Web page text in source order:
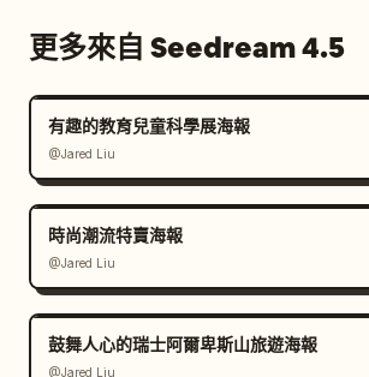
更多來自 Seedream 4.5
有趣的教育兒童科學展海報
@Jared Liu
時尚潮流特賣海報
@Jared Liu
鼓舞人心的瑞士阿爾卑斯山旅遊海報
@Jared Liu